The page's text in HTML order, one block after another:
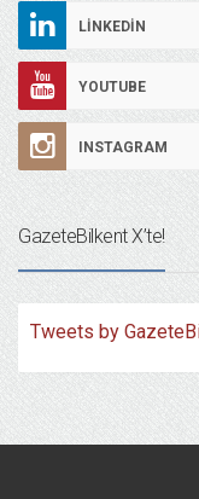
LINKEDIN
YOUTUBE
INSTAGRAM
GazeteBilkent X’te!
Tweets by